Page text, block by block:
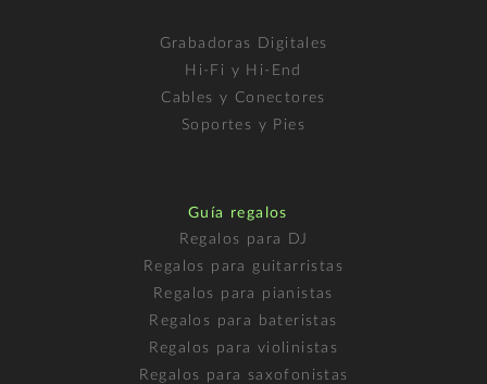
Grabadoras Digitales
Hi-Fi y Hi-End
Cables y Conectores
Soportes y Pies
Guía regalos
Regalos para DJ
Regalos para guitarristas
Regalos para pianistas
Regalos para bateristas
Regalos para violinistas
Regalos para saxofonistas